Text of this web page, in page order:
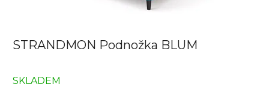
STRANDMON Podnožka BLUM
SKLADEM